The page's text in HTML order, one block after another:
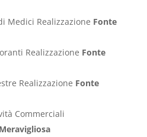
Medici Realizzazione Fonte
Realizzazione Fonte
Realizzazione Fonte
Commerciali